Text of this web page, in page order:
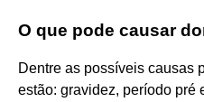
O que pode causar
Dentre as possíveis causas
estão: gravidez, período pré